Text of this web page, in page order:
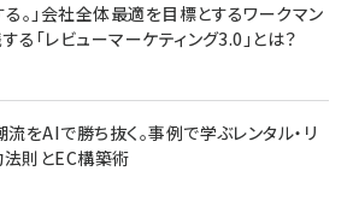
る。」会社全体最適を目標とするワークマン
る「レビューマーケティング3.0」とは？
流をAIで勝ち抜く。事例で学ぶレンタル・リ
則とEC構築術